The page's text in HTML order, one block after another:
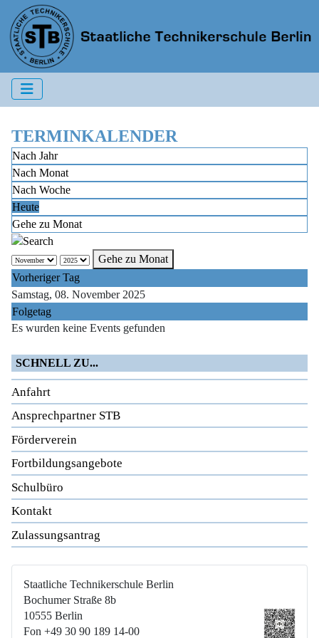
TERMINKALENDER
Nach Jahr
Nach Monat
Nach Woche
Heute
Gehe zu Monat
Gehe zu Monat
Vorheriger Tag
Samstag, 08. November 2025
Folgetag
Es wurden keine Events gefunden
SCHNELL ZU...
Anfahrt
Ansprechpartner STB
Förderverein
Fortbildungsangebote
Schulbüro
Kontakt
Zulassungsantrag
Staatliche Technikerschule Berlin
Bochumer Straße 8b
10555 Berlin
Fon +49 30 90 189 14-00